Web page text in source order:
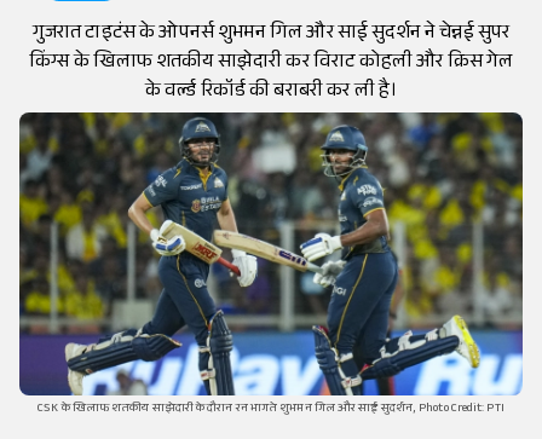
गुजरात टाइटंस के ओपनर्स शुभमन गिल और साई सुदर्शन ने चेन्नई सुपर
किंग्स के खिलाफ शतकीय साझेदारी कर विराट कोहली और क्रिस गेल
के वर्ल्ड रिकॉर्ड की बराबरी कर ली है।
CSK के खिलाफ शतकीय साझेदारी के दौरान रन भागते शुभमन गिल और साई सुदर्शन, Photo Credit: PTI